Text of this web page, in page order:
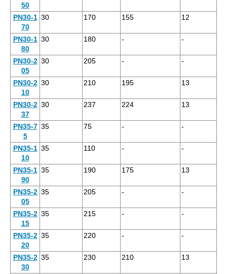
50
PN30-1
70
30 170 155 12
PN30-1
80
30 180 - -
PN30-2
05
30 205 - -
PN30-2
10
30 210 195 13
PN30-2
37
30 237 224 13
PN35-7
5
35 75 - -
PN35-1
10
35 110 - -
PN35-1
90
35 190 175 13
PN35-2
05
35 205 - -
PN35-2
15
35 215 - -
PN35-2
20
35 220 - -
PN35-2
30
35 230 210 13